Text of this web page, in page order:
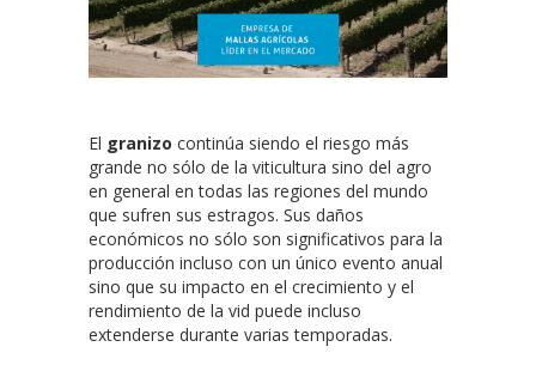
El granizo continúa siendo el riesgo más
grande no sólo de la viticultura sino del agro
en general en todas las regiones del mundo
que sufren sus estragos. Sus daños
económicos no sólo son significativos para la
producción incluso con un único evento anual
sino que su impacto en el crecimiento y el
rendimiento de la vid puede incluso
extenderse durante varias temporadas.